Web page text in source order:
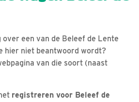
over een van de Beleef de Lente
hier niet beantwoord wordt?
van die soort (naast
registreren voor Beleef de